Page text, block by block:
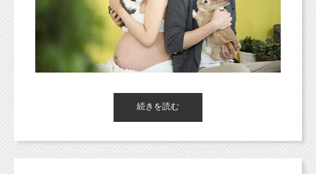
相談相手「人とコミュニケーションをとるのが
苦手じゃない？」と聞かれ。
確かに人見知りだけど、苦手とまではいかない
し。
まがりなりにもサービス業だしなぁ。
今回、ヘアスタイルも事前にこんな感じ！と
お写真を送っていただいておりましたので、とってもスムーズで
今日はまた台風が近づいている影響でお天気悪いですね；
続きを読む